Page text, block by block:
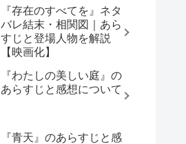
『存在のすべてを』ネタ
バレ結末・相関図｜あら
すじと登場人物を解説
【映画化】
『わたしの美しい庭』の
あらすじと感想について
『青天』のあらすじと感